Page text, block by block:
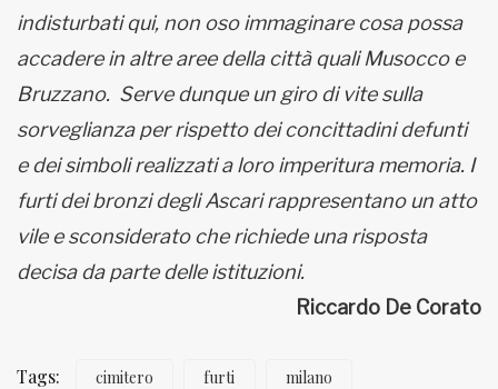
indisturbati qui, non oso immaginare cosa possa
accadere in altre aree della città quali Musocco e
Bruzzano. Serve dunque un giro di vite sulla
sorveglianza per rispetto dei concittadini defunti
e dei simboli realizzati a loro imperitura memoria. I
furti dei bronzi degli Ascari rappresentano un atto
vile e sconsiderato che richiede una risposta
decisa da parte delle istituzioni.
Riccardo De Corato
Tags: cimitero furti
milano